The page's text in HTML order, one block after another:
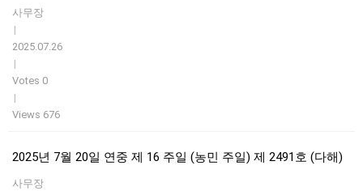
사무장
|
2025.07.26
|
Votes 0
|
Views 676
2025년 7월 20일 연중 제 16 주일 (농민 주일) 제 2491호 (다해)
사무장